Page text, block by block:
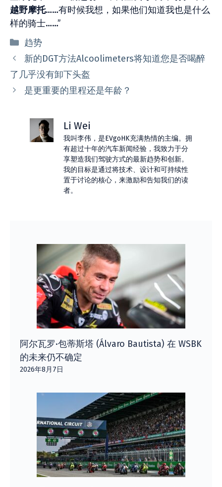
越野摩托……有时候我想，如果他们知道我也是什么
样的骑士……”
分
类
趋势
新的DGT方法Alcoolimeters将知道您是否喝醉
了几乎没有卸下头盔
是更重要的里程还是年龄？
Li Wei
我叫李伟，是EVgoHK充满热情的主编。拥
有超过十年的汽车新闻经验，我致力于分
享塑造我们驾驶方式的最新趋势和创新。
我的目标是通过将技术、设计和可持续性
置于讨论的核心，来激励和告知我们的读
者。
阿尔瓦罗·包蒂斯塔 (Álvaro Bautista) 在 WSBK
的未来仍不确定
2026年8月7日